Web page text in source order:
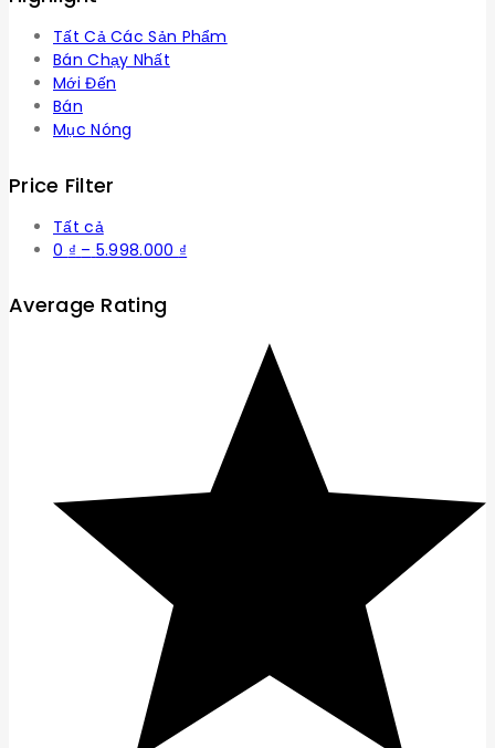
Tất Cả Các Sản Phẩm
Bán Chạy Nhất
Mới Đến
Bán
Mục Nóng
Price Filter
Tất cả
0 ₫ – 5.998.000 ₫
5.998.000 ₫
Average Rating